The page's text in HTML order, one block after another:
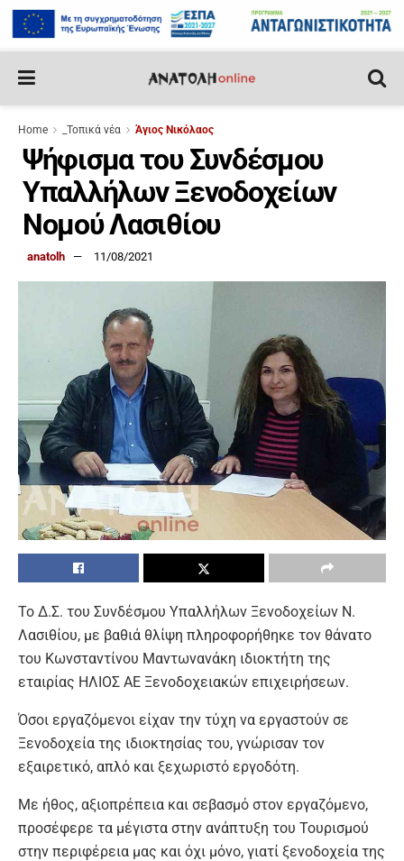
Home _Τοπικά νέα Άγιος Νικόλαος
Ψήφισμα του Συνδέσμου
Υπαλλήλων Ξενοδοχείων
Νομού Λασιθίου
anatolh 11/08/2021
Το Δ.Σ. του Συνδέσμου Υπαλλήλων Ξενοδοχείων Ν.
Λασιθίου, με βαθιά θλίψη πληροφορήθηκε τον θάνατο
του Κωνσταντίνου Μαντωνανάκη ιδιοκτήτη της
εταιρίας ΗΛΙΟΣ ΑΕ Ξενοδοχειακών επιχειρήσεων.
Όσοι εργαζόμενοι είχαν την τύχη να εργαστούν σε
Ξενοδοχεία της ιδιοκτησίας του, γνώρισαν τον
εξαιρετικό, απλό και ξεχωριστό εργοδότη.
Με ήθος, αξιοπρέπεια και σεβασμό στον εργαζόμενο,
προσέφερε τα μέγιστα στην ανάπτυξη του Τουρισμού
στην περιφέρεια μας και όχι μόνο, γιατί ξενοδοχεία της